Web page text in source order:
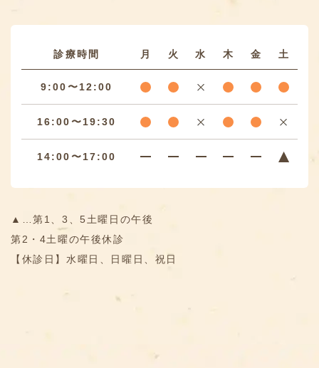
診療時間 月 火 水 木 金 土
9:00〜12:00
16:00〜19:30
14:00〜17:00
▲…第1、3、5土曜日の午後
第2・4土曜の午後休診
【休診日】水曜日、日曜日、祝日